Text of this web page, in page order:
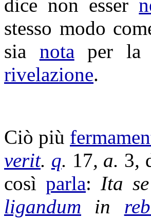
dice non esser
stesso modo
sia nota per la
rivelazione.
Ciò più
verit. q. 17, a. 3,
cosìparla: Ita se
ligandum in